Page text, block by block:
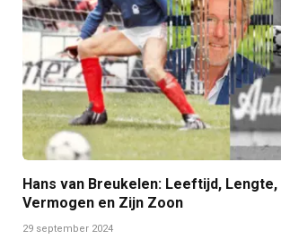
Hans van Breukelen: Leeftijd,
Vermogen en Zijn Zoon
29 september 2024